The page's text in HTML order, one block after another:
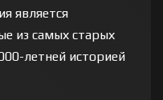
является
из самых старых
летней историей